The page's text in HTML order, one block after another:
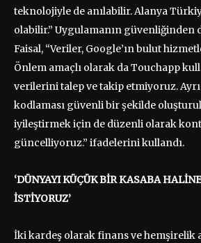
teknolojiyle de anılabilir. Alanya
olabilir.” Uygulamanın güvenliğinden
Faisal, “Veriler, Google’ın bulut
Önlem amaçlı olarak da Touchapp
verilerini talep ve takip etmiyoruz.
kodlaması güvenli bir şekilde
iyileştirmek için de düzenli olarak
güncelliyoruz.” ifadelerini kullandı.
‘DÜNYAYI KÜÇÜK BİR KASABA
İSTİYORUZ’
İki kardeş olarak finans ve hemşirelik